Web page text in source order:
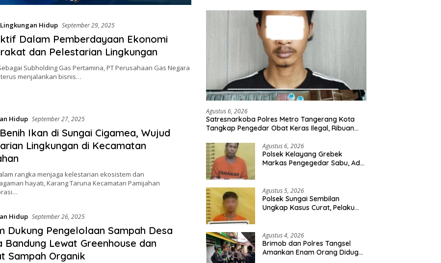
Lingkungan Hidup September 29, 2025
Dalam Pemberdayaan Ekonomi
dan Pelestarian Lingkungan
Subholding Gas Pertamina, PT Perusahaan Gas Negara
terus menjalankan bisnis…
Hidup September 27, 2025
Ikan di Sungai Cigamea, Wujud
Lingkungan di Kecamatan
rangka menjaga kelestarian ekosistem dan
hayati, Karang Taruna Kecamatan Pamijahan
Hidup September 26, 2025
Dukung Pengelolaan Sampah Desa
Bandung Lewat Greenhouse dan
Sampah Organik
Agustus 6, 2026
Satresnarkoba Polres Metro Tangerang Kota
Tangkap Pengedar Obat Keras Ilegal, Ribuan
Agustus 6, 2026
Polsek Kelayang Grebek
Markas Pengegedar Sabu, Ada
Agustus 5, 2026
Polsek Sungai Sembilan
Ungkap Kasus Curat, Pelaku
Agustus 4, 2026
Brimob dan Polres Tangsel
Amankan Enam Orang Diduga